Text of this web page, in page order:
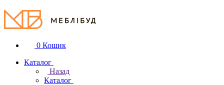
0 Кошик
Каталог
Назад
Каталог